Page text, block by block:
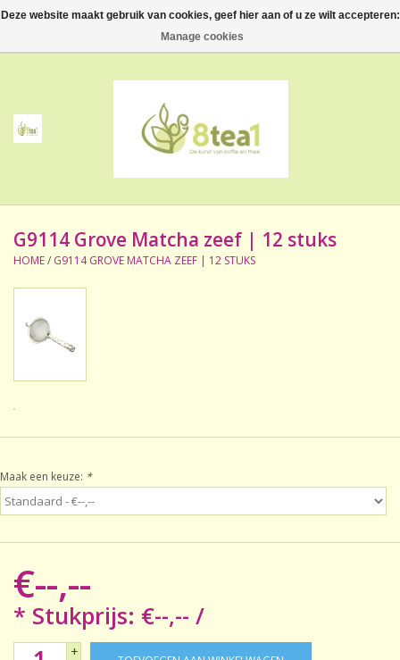
0 Artikelen - €--,--
Thee
Accessoires
NIEUW! Verpakte thee
BeppeDeli en 8tea1
Contact
Sale!
Laatste kans!
G9114 Grove Matcha zeef | 12 stuks
HOME/ G9114 GROVE MATCHA ZEEF | 12 STUKS
Maak een keuze: *
€--,--
* Stukprijs: €--,-- /
+
Deze website maakt gebruik van cookies, geef hier aan of u ze wilt accepteren:
Manage cookies